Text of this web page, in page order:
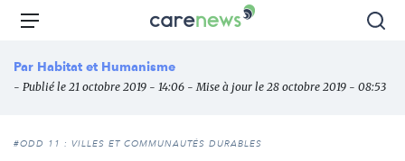
Aller
principal
Carenews,
des
l'engagement
Menu
Par Habitat et Humanisme
- Publié le 21 octobre 2019 - 14:06 - Mise à jour le 28 octobre 2019 - 08:53
#ODD 11 : VILLES ET COMMUNAUTÉS DURABLES